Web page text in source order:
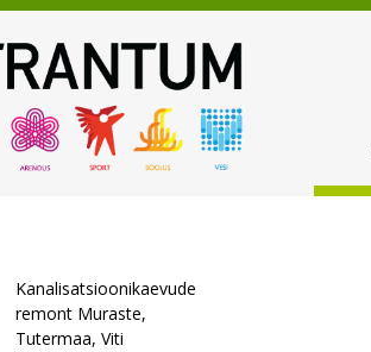
Kanalisatsioonikaevude
remont Muraste,
Tutermaa, Viti